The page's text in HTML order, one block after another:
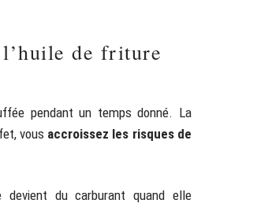
de friture
pendant un temps donné. La
vous accroissez les risques de
du carburant quand elle